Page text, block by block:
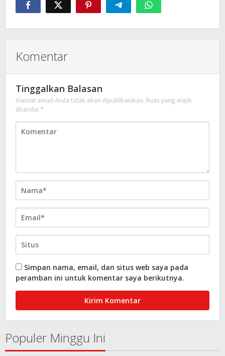
Komentar
Tinggalkan Balasan
Alamat email Anda tidak akan dipublikasikan. Ruas yang wajib
ditandai *
Simpan nama, email, dan situs web saya pada
peramban ini untuk komentar saya berikutnya.
Populer Minggu Ini